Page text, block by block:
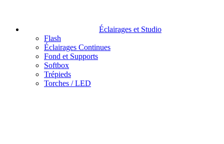
Éclairages et Studio
Flash
Éclairages Continues
Fond et Supports
Softbox
Trépieds
Torches / LED